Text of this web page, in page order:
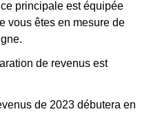
principale est équipée
vous êtes en mesure de
de revenus est
de 2023 débutera en